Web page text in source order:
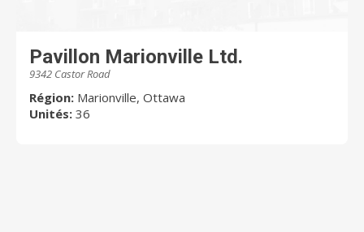
Pavillon Marionville Ltd.
9342 Castor Road
Région: Marionville, Ottawa
Unités: 36